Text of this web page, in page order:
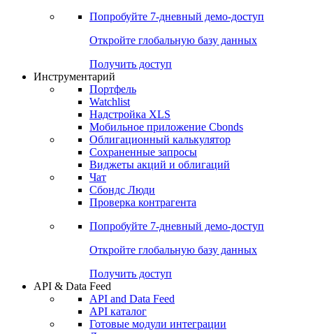
Попробуйте 7-дневный демо-доступ
Откройте глобальную базу данных
Получить доступ
Инструментарий
Портфель
Watchlist
Надстройка XLS
Мобильное приложение Cbonds
Облигационный калькулятор
Сохраненные запросы
Виджеты акций и облигаций
Чат
Сбондс Люди
Проверка контрагента
Попробуйте 7-дневный демо-доступ
Откройте глобальную базу данных
Получить доступ
API & Data Feed
API and Data Feed
API каталог
Готовые модули интеграции